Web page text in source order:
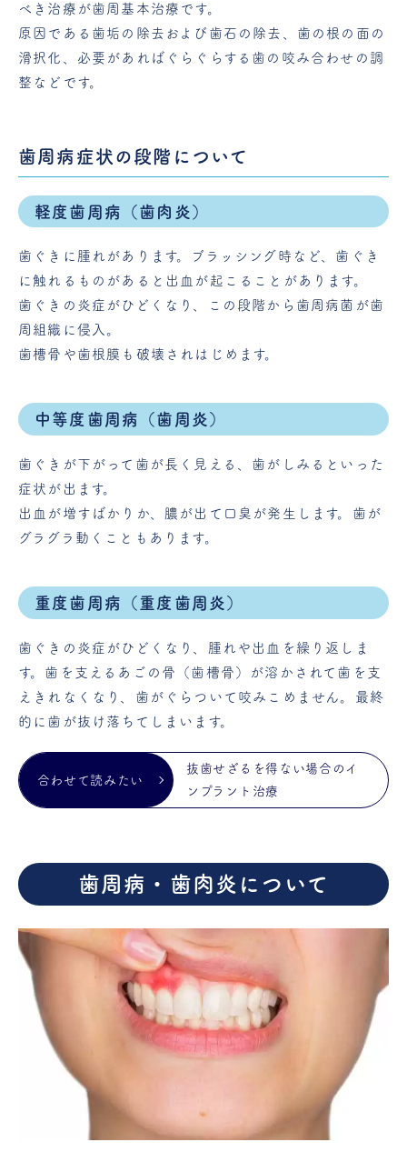
べき治療が歯周基本治療です。
原因である歯垢の除去および歯石の除去、歯の根の面の
滑択化、必要があればぐらぐらする歯の咬み合わせの調
整などです。
歯周病症状の段階について
軽度歯周病（歯肉炎）
歯ぐきに腫れがあります。ブラッシング時など、歯ぐき
に触れるものがあると出血が起こることがあります。
歯ぐきの炎症がひどくなり、この段階から歯周病菌が歯
周組織に侵入。
歯槽骨や歯根膜も破壊されはじめます。
中等度歯周病（歯周炎）
歯ぐきが下がって歯が長く見える、歯がしみるといった
症状が出ます。
出血が増すばかりか、膿が出て口臭が発生します。歯が
グラグラ動くこともあります。
重度歯周病（重度歯周炎）
歯ぐきの炎症がひどくなり、腫れや出血を繰り返しま
す。歯を支えるあごの骨（歯槽骨）が溶かされて歯を支
えきれなくなり、歯がぐらついて咬みこめません。最終
的に歯が抜け落ちてしまいます。
抜歯せざるを得ない場合のイ
ンプラント治療
歯周病・歯肉炎について